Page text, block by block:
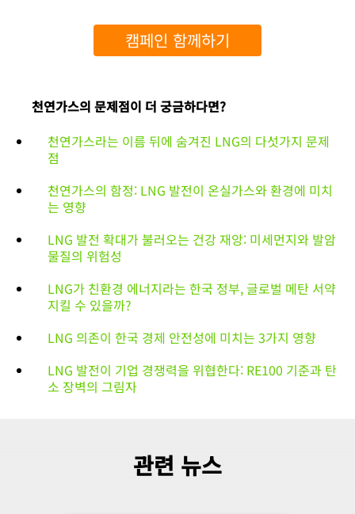
캠페인 함께하기
천연가스의 문제점이 더 궁금하다면?
천연가스라는 이름 뒤에 숨겨진 LNG의 다섯가지 문제
점
천연가스의 함정: LNG 발전이 온실가스와 환경에 미치
는 영향
LNG 발전 확대가 불러오는 건강 재앙: 미세먼지와 발암
물질의 위험성
LNG가 친환경 에너지라는 한국 정부, 글로벌 메탄 서약
지킬 수 있을까?
LNG 의존이 한국 경제 안전성에 미치는 3가지 영향
LNG 발전이 기업 경쟁력을 위협한다: RE100 기준과 탄
소 장벽의 그림자
관련 뉴스